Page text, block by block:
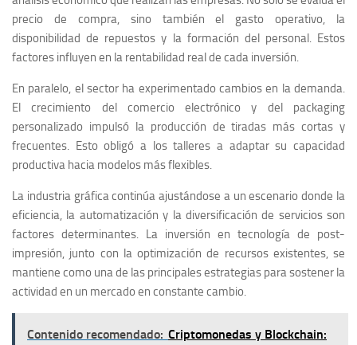
precio de compra, sino también el gasto operativo, la
disponibilidad de repuestos y la formación del personal. Estos
factores influyen en la rentabilidad real de cada inversión.
En paralelo, el sector ha experimentado cambios en la demanda.
El crecimiento del comercio electrónico y del packaging
personalizado impulsó la producción de tiradas más cortas y
frecuentes. Esto obligó a los talleres a adaptar su capacidad
productiva hacia modelos más flexibles.
La industria gráfica continúa ajustándose a un escenario donde la
eficiencia, la automatización y la diversificación de servicios son
factores determinantes. La inversión en tecnología de post-
impresión, junto con la optimización de recursos existentes, se
mantiene como una de las principales estrategias para sostener la
actividad en un mercado en constante cambio.
Contenido recomendado: Criptomonedas y Blockchain: